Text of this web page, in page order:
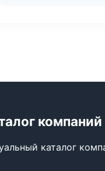
каталог